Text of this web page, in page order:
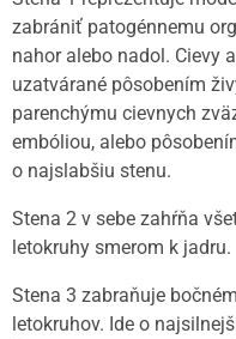
zabrániť patogénnemu
nahor alebo nadol. Cievy
uzatvárané pôsobením
parenchýmu cievnych
embóliou, alebo
o najslabšiu stenu.
Stena 2 v sebe zahŕňa
letokruhy smerom k jadru.
Stena 3 zabraňuje
letokruhov. Ide o